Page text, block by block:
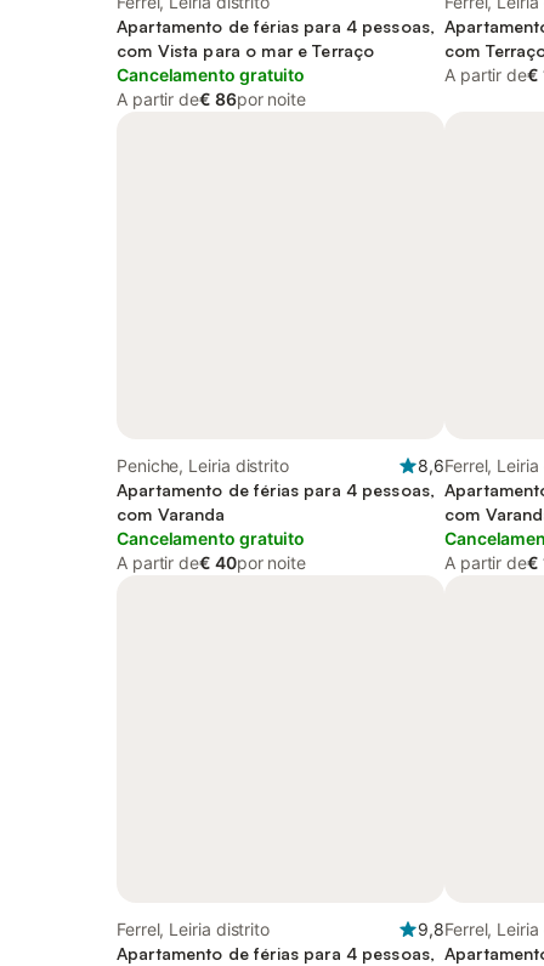
Apartamento de férias para 4 pessoas,
com Vista para o mar e Terraço
Cancelamento gratuito
A partir de€ 86por noite
com
A partir de€
Peniche, Leiria distrito
8,6
Apartamento de férias para 4 pessoas,
com Varanda
Cancelamento gratuito
A partir de€ 40por noite
Ferrel,
com
and Vista
A partir de€
Ferrel, Leiria distrito
9,8
Apartamento de férias para 4 pessoas,
Ferrel,